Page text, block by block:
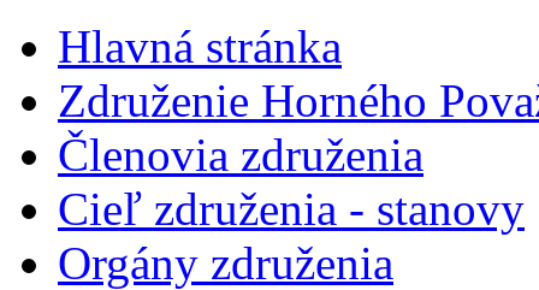
Hlavná stránka
Združenie Horného
Členovia združenia
Cieľ združenia - stanovy
Orgány združenia